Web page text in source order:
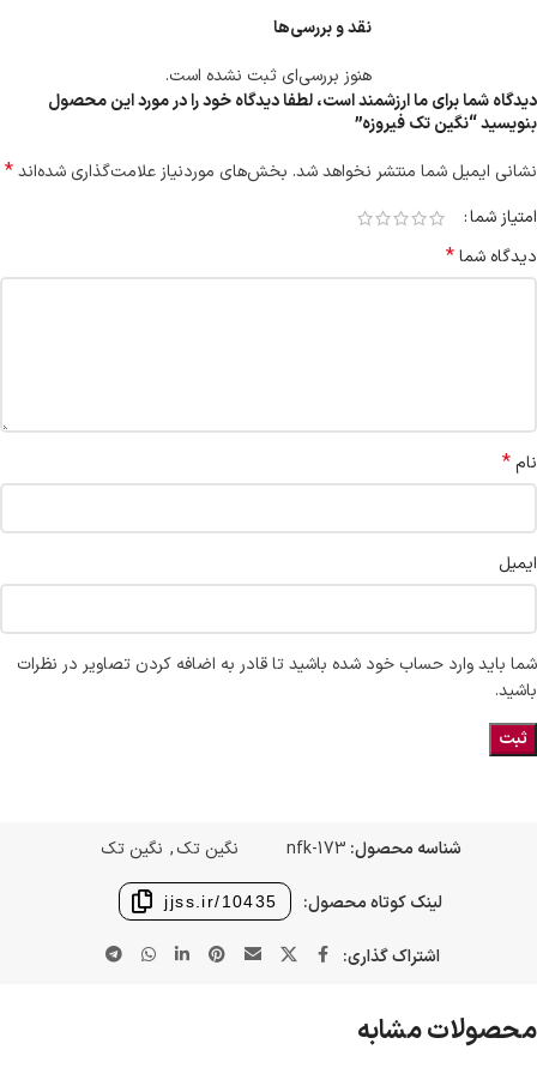
نقد و بررسی‌ها
هنوز بررسی‌ای ثبت نشده است.
دیدگاه شما برای ما ارزشمند است، لطفا دیدگاه خود را در مورد این محصول
بنویسید “نگین تک فیروزه”
نشانی ایمیل شما منتشر نخواهد شد. بخش‌های موردنیاز علامت‌گذاری شده‌اند*
امتیاز شما
دیدگاه شما*
نام*
ایمیل
شما باید وارد حساب خود شده باشید تا قادر به اضافه کردن تصاویر در نظرات
باشید.
شناسه محصول: nfk-173 نگین تک, نگین تک
لینک کوتاه محصول: jjss.ir/10435
اشتراک گذاری:
محصولات مشابه